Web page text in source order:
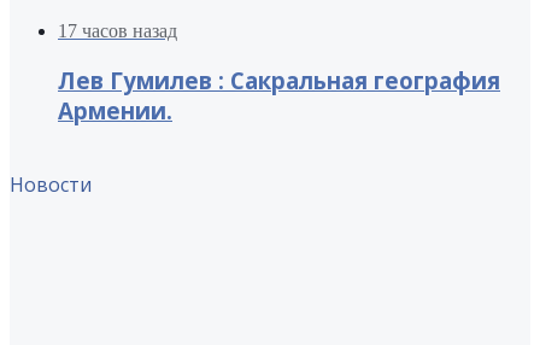
17 часов назад
Лев Гумилев : Сакральная география
Армении.
Новости